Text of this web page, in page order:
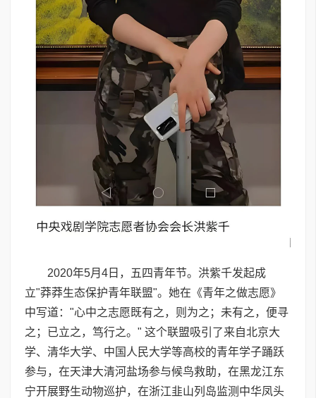
2020年5月4日，五四青年节。洪紫千发起成
立"莽莽生态保护青年联盟"。她在《青年之做志愿》
中写道："心中之志愿既有之，则为之；未有之，便寻
之；已立之，笃行之。" 这个联盟吸引了来自北京大
学、清华大学、中国人民大学等高校的青年学子踊跃
参与，在天津大清河盐场参与候鸟救助，在黑龙江东
宁开展野生动物巡护，在浙江韭山列岛监测中华凤头